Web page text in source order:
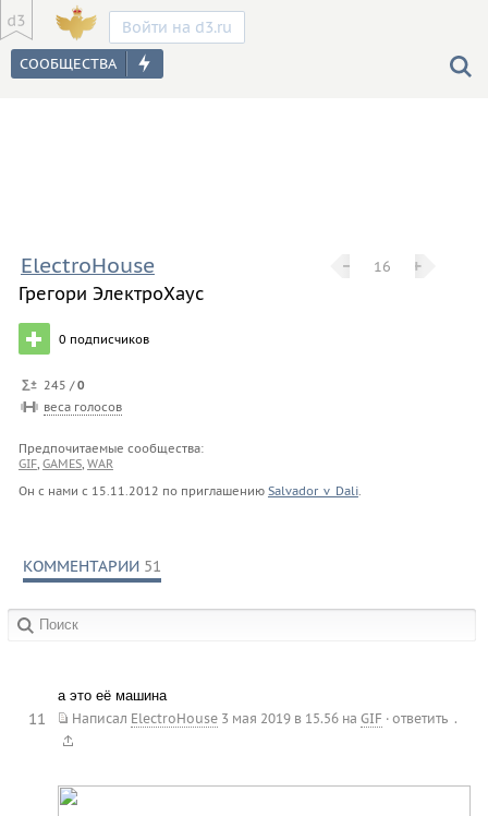
Войти на d3.ru
− 16 +
ElectroHouse
Грегори ЭлектроХаус
0 подписчиков
245 /0
веса голосов
Предпочитаемые сообщества:
GIF, GAMES, WAR
Он с нами с 15.11.2012 по приглашению Salvador_v_Dali.
КОММЕНТАРИИ 51
а это её машина
Написал ElectroHouse 3 мая 2019 в 15.56на GIF · ответить .
11